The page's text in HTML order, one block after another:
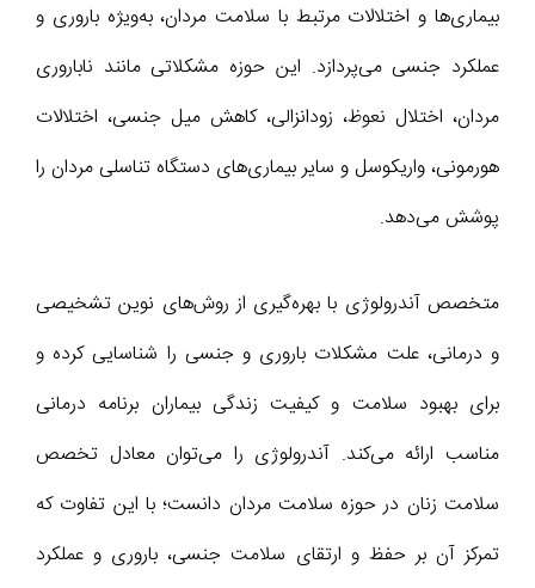
بیماری‌ها و اختلالات مرتبط با سلامت مردان، به‌ویژه باروری و
عملکرد جنسی می‌پردازد. این حوزه مشکلاتی مانند ناباروری
مردان، اختلال نعوظ، زودانزالی، کاهش میل جنسی، اختلالات
هورمونی، واریکوسل و سایر بیماری‌های دستگاه تناسلی مردان را
پوشش می‌دهد.
متخصص آندرولوژی با بهره‌گیری از روش‌های نوین تشخیصی
و درمانی، علت مشکلات باروری و جنسی را شناسایی کرده و
برای بهبود سلامت و کیفیت زندگی بیماران برنامه درمانی
مناسب ارائه می‌کند. آندرولوژی را می‌توان معادل تخصص
سلامت زنان در حوزه سلامت مردان دانست؛ با این تفاوت که
تمرکز آن بر حفظ و ارتقای سلامت جنسی، باروری و عملکرد